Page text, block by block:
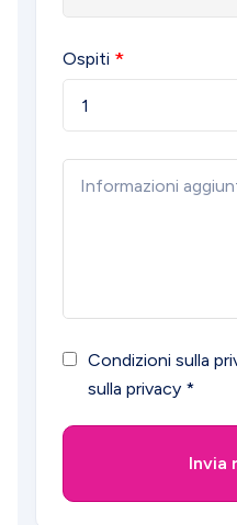
Ospiti
1
Condizioni sulla
sulla privacy *
Invia